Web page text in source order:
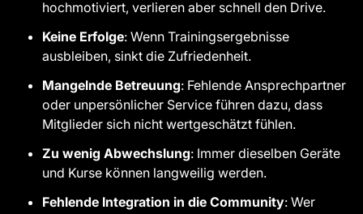
hochmotiviert, verlieren aber schnell den Drive.
Keine Erfolge: Wenn Trainingsergebnisse
ausbleiben, sinkt die Zufriedenheit.
Mangelnde Betreuung: Fehlende Ansprechpartner
oder unpersönlicher Service führen dazu, dass
Mitglieder sich nicht wertgeschätzt fühlen.
Zu wenig Abwechslung: Immer dieselben Geräte
und Kurse können langweilig werden.
Fehlende Integration in die Community: Wer